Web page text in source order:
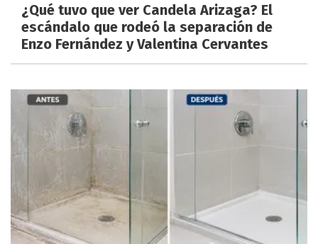
¿Qué tuvo que ver Candela Arizaga? El
escándalo que rodeó la separación de
Enzo Fernández y Valentina Cervantes